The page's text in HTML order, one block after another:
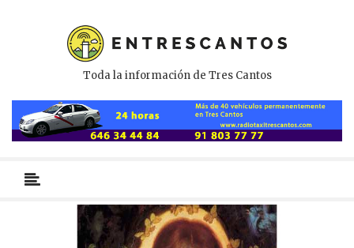
Toda la información de Tres Cantos
primario